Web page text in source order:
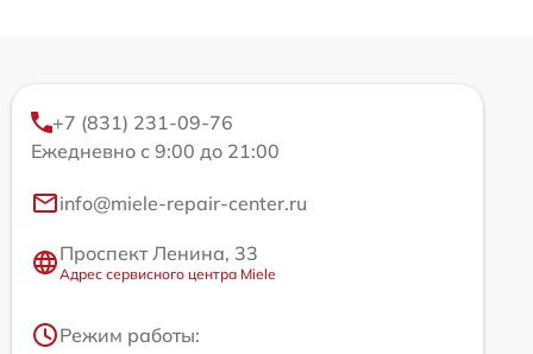
+7 (831) 231-09-76
Ежедневно с 9:00 до 21:00
info@miele-repair-center.ru
Проспект Ленина, 33
Адрес сервисного центра Miele
Режим работы: